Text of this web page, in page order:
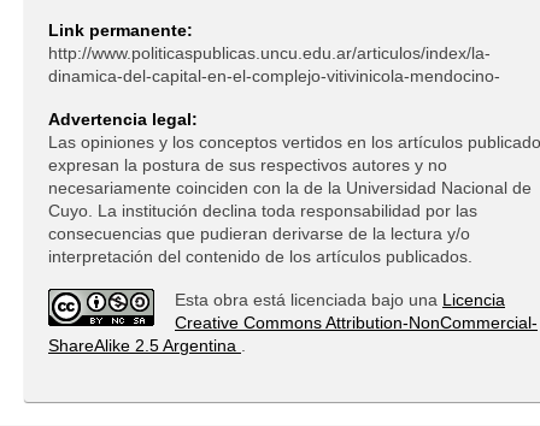
Link permanente:
http://www.politicaspublicas.uncu.edu.ar/articulos/index/la-
dinamica-del-capital-en-el-complejo-vitivinicola-mendocino-
Advertencia legal:
Las opiniones y los conceptos vertidos en los artículos
expresan la postura de sus respectivos autores y no
necesariamente coinciden con la de la Universidad Nacional de
Cuyo. La institución declina toda responsabilidad por las
consecuencias que pudieran derivarse de la lectura y/o
interpretación del contenido de los artículos publicados.
Esta obra está licenciada bajo una Licencia
Creative Commons Attribution-NonCommercial-
ShareAlike 2.5 Argentina